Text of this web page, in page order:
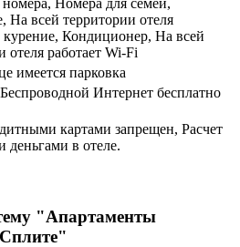
Номера для семей,
На всей территории отеля
курение, Кондиционер, На всей
отеля работает Wi-Fi
имеется парковка
Интернет бесплатно
картами запрещен, Расчет
деньгами в отеле.
"Апартаменты